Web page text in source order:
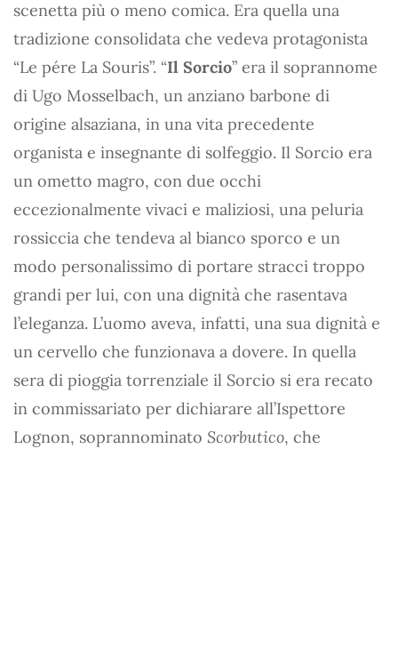
scenetta più o meno comica. Era quella una
tradizione consolidata che vedeva protagonista
“Le pére La Souris”. “Il Sorcio” era il soprannome
di Ugo Mosselbach, un anziano barbone di
origine alsaziana, in una vita precedente
organista e insegnante di solfeggio. Il Sorcio era
un ometto magro, con due occhi
eccezionalmente vivaci e maliziosi, una peluria
rossiccia che tendeva al bianco sporco e un
modo personalissimo di portare stracci troppo
grandi per lui, con una dignità che rasentava
l’eleganza. L’uomo aveva, infatti, una sua dignità e
un cervello che funzionava a dovere. In quella
sera di pioggia torrenziale il Sorcio si era recato
in commissariato per dichiarare all’Ispettore
Lognon, soprannominato Scorbutico, che